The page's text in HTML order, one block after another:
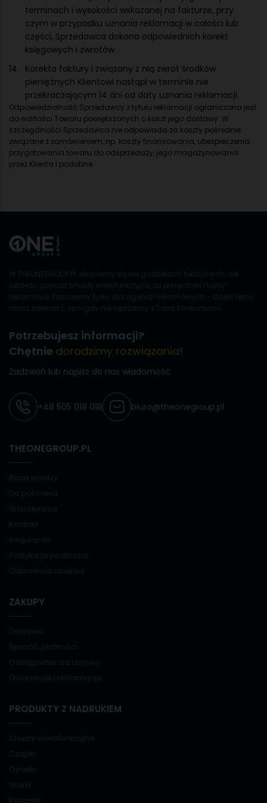
terminach i wysokości wskazanej na fakturze, przy
czym w przypadku uznania reklamacji w całości lub
części, Sprzedawca dokona odpowiednich korekt
księgowych i zwrotów.
Korekta faktury i związany z nią zwrot środków
pieniężnych Klientowi nastąpi w terminie nie
przekraczającym 14 dni od daty uznania reklamacji.
Odpowiedzialność Sprzedawcy z tytułu reklamacji ograniczona jest
do wartości Towaru powiększonych o koszt jego dostawy. W
szczególności Sprzedawca nie odpowiada za koszty pośrednie
związane z zamówieniem, np. koszty finansowania, ubezpieczenia,
przygotowania towaru do odsprzedaży, jego magazynowania
przez Klienta i podobne.
Potrzebujesz informacji?
Chętnie doradzimy rozwiązania!
Zadzwoń lub napisz do nas wiadomość
+48 505 018 018 biuro@theonegroup.pl
THEONEGROUP.PL
ZAKUPY
PRODUKTY Z NADRUKIEM